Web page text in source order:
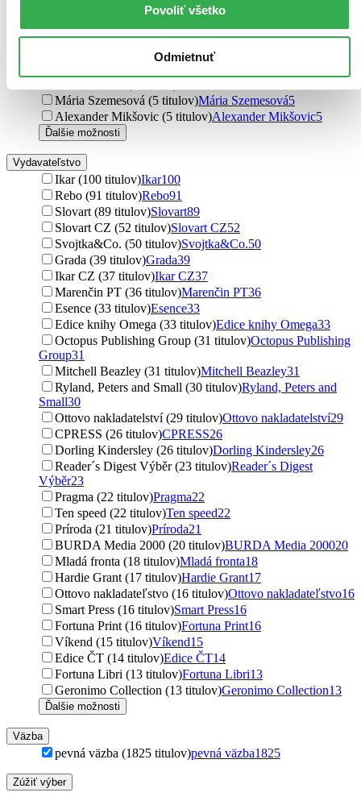
Povoliť všetko
Odmietnuť
Vladimír Horecký (6 titulov) Vladimír Horecký
Tom Stevenson (6 titulov)Tom Stevenson6
Anette Moldvaer (6 titulov)Anette Moldvaer
Mária Szemesová (5 titulov)Mária Szemesová5
Alexander Mikšovic (5 titulov)Alexander Mikšovic5
Ďalšie možnosti
Vydavateľstvo
Ikar (100 titulov)Ikar100
Rebo (91 titulov)Rebo91
Slovart (89 titulov)Slovart89
Slovart CZ (52 titulov)Slovart CZ52
Svojtka&Co. (50 titulov)Svojtka&Co.50
Grada (39 titulov)Grada39
Ikar CZ (37 titulov)Ikar CZ37
Marenčin PT (36 titulov)Marenčin PT36
Esence (33 titulov)Esence33
Edice knihy Omega (33 titulov)Edice knihy Omega33
Octopus Publishing Group (31 titulov)Octopus Publishing
Group31
Mitchell Beazley (31 titulov)Mitchell Beazley31
Ryland, Peters and Small (30 titulov)Ryland, Peters and
Small30
Ottovo nakladatelství (29 titulov)Ottovo nakladatelství29
CPRESS (26 titulov)CPRESS26
Dorling Kindersley (26 titulov)Dorling Kindersley26
Reader´s Digest Výběr (23 titulov)Reader´s Digest
Výběr23
Pragma (22 titulov)Pragma22
Ten speed (22 titulov)Ten speed22
Príroda (21 titulov)Príroda21
BURDA Media 2000 (20 titulov)BURDA Media 200020
Mladá fronta (18 titulov)Mladá fronta18
Hardie Grant (17 titulov)Hardie Grant17
Ottovo nakladateľstvo (16 titulov)Ottovo nakladateľstvo16
Smart Press (16 titulov)Smart Press16
Fortuna Print (16 titulov)Fortuna Print16
Víkend (15 titulov)Víkend15
Edice ČT (14 titulov)Edice ČT14
Fortuna Libri (13 titulov)Fortuna Libri13
Geronimo Collection (13 titulov)Geronimo Collection13
Ďalšie možnosti
Väzba
pevná väzba (1825 titulov)pevná väzba1825
Zúžiť výber